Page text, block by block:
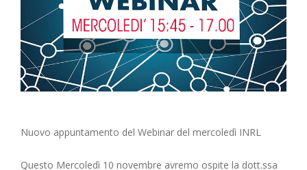
Nuovo appuntamento del Webinar del mercoledì INRL
Questo Mercoledì 10 novembre avremo ospite la dott.ssa